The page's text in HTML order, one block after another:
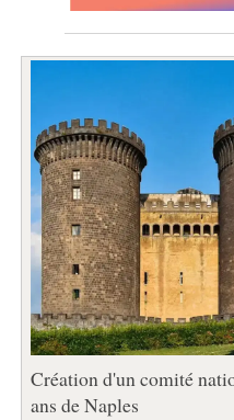
Création d'un comité
ans de Naples